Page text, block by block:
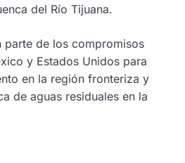
del Río Tijuana.
de los compromisos
y Estados Unidos para
en la región fronteriza y
de aguas residuales en la